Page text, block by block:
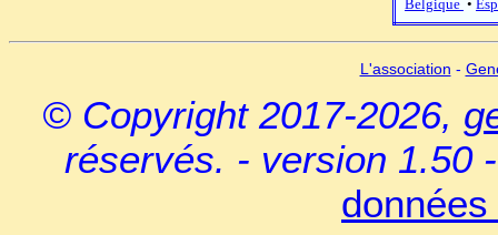
Belgique •
L'association -
© Copyright 2017-2026,
réservés. - version 1.50